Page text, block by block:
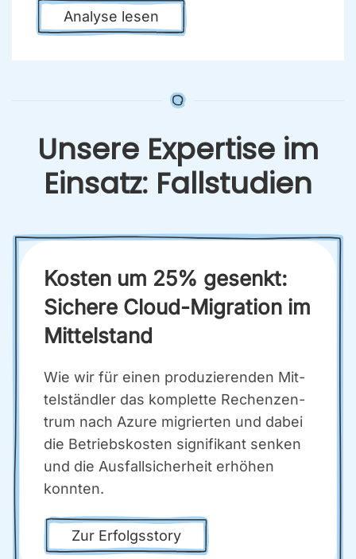
Ana­ly­se lesen
Unse­re Exper­ti­se im
Ein­satz: Fall­stu­di­en
Kos­ten um 25% gesenkt:
Siche­re Cloud-Migra­ti­on im
Mit­tel­stand
Wie wir für einen pro­du­zie­ren­den Mit­
tel­ständ­ler das kom­plet­te Rechen­zen­
trum nach Azu­re migrier­ten und dabei
die Betriebs­kos­ten signi­fi­kant sen­ken
und die Aus­fall­si­cher­heit erhö­hen
konn­ten.
Zur Erfolgs­sto­ry